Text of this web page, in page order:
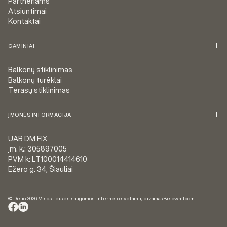
Atsiuntimai
Kontaktai
GAMINIAI
Balkonų stiklinimas
Balkonų turėklai
Terasų stiklinimas
ĮMONĖS INFORMACIJA
UAB DM FIX
Įm. k.: 305897005
PVM k: LT100014414610
Ežero g. 34, Šiauliai
© Delio 2026. Visos teisės saugomos. Interneto svetainių dizainasBelownil.com